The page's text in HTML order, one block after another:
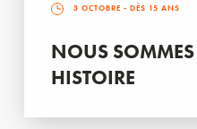
3 OCTOBRE - DÈS 15 ANS
NOUS SOMMES
HISTOIRE